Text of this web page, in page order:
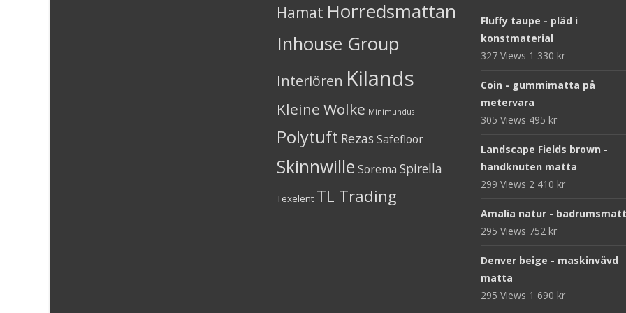
Hamat Horredsmattan
Inhouse Group
Interiören Kilands
Kleine Wolke Minimundus
Polytuft Rezas Safefloor
Skinnwille Sorema Spirella
Texelent TL Trading
Fluffy taupe - pläd i
konstmaterial
327 Views 1 330 kr
Coin - gummimatta på
metervara
305 Views 495 kr
Landscape Fields brown -
handknuten matta
299 Views 2 410 kr
Amalia natur -
295 Views 752 kr
Denver beige - maskinvävd
matta
295 Views 1 690 kr